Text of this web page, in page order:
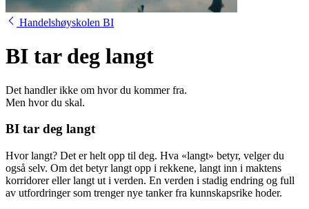
Handelshøyskolen BI
BI tar deg langt
Det handler ikke om hvor du kommer fra.
Men hvor du skal.
BI tar deg langt
Hvor langt? Det er helt opp til deg. Hva «langt» betyr, velger du
også selv. Om det betyr langt opp i rekkene, langt inn i maktens
korridorer eller langt ut i verden. En verden i stadig endring og full
av utfordringer som trenger nye tanker fra kunnskapsrike hoder.